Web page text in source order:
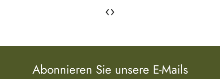
‹›
Abonnieren Sie unsere E-Mails